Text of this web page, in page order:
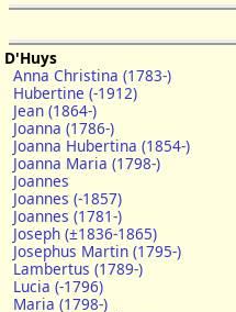
D'Huys
Anna Christina (1783-)
Hubertine (-1912)
Jean (1864-)
Joanna (1786-)
Joanna Hubertina (1854-)
Joanna Maria (1798-)
Joannes
Joannes (-1857)
Joannes (1781-)
Joseph (±1836-1865)
Josephus Martin (1795-)
Lambertus (1789-)
Lucia (-1796)
Maria (1798-)